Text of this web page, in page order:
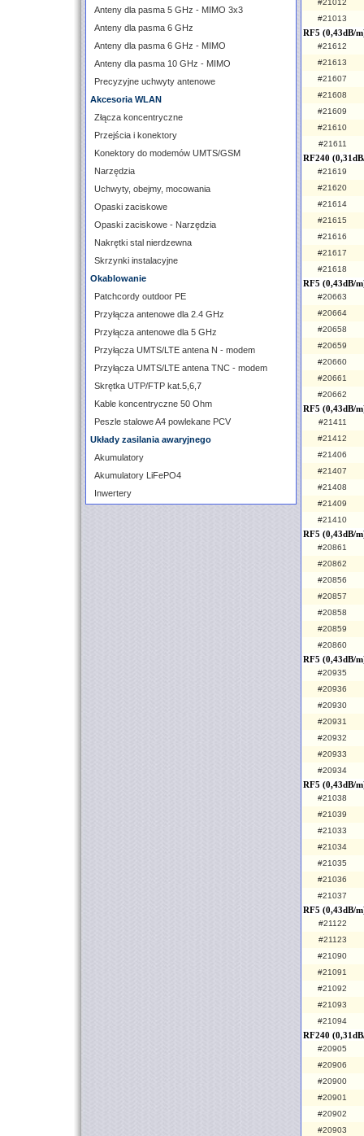
Anteny dla pasma 5 GHz - MIMO 3x3
Anteny dla pasma 6 GHz
Anteny dla pasma 6 GHz - MIMO
Anteny dla pasma 10 GHz - MIMO
Precyzyjne uchwyty antenowe
Akcesoria WLAN
Złącza koncentryczne
Przejścia i konektory
Konektory do modemów UMTS/GSM
Narzędzia
Uchwyty, obejmy, mocowania
Opaski zaciskowe
Opaski zaciskowe - Narzędzia
Nakrętki stal nierdzewna
Skrzynki instalacyjne
Okablowanie
Patchcordy outdoor PE
Przyłącza antenowe dla 2.4 GHz
Przyłącza antenowe dla 5 GHz
Przyłącza UMTS/LTE antena N - modem
Przyłącza UMTS/LTE antena TNC - modem
Skrętka UTP/FTP kat.5,6,7
Kable koncentryczne 50 Ohm
Peszle stalowe A4 powlekane PCV
Układy zasilania awaryjnego
Akumulatory
Akumulatory LiFePO4
Inwertery
#21012
#21013
RF5 (0,43dB/
#21612
#21613
#21607
#21608
#21609
#21610
#21611
RF240
#21619
#21620
#21614
#21615
#21616
#21617
#21618
RF5 (0,43dB/
#20663
#20664
#20658
#20659
#20660
#20661
#20662
RF5 (0,43dB/
#21411
#21412
#21406
#21407
#21408
#21409
#21410
RF5 (0,43dB/
#20861
#20862
#20856
#20857
#20858
#20859
#20860
RF5 (0,43dB/
#20935
#20936
#20930
#20931
#20932
#20933
#20934
RF5 (0,43dB/
#21038
#21039
#21033
#21034
#21035
#21036
#21037
RF5 (0,43dB/
#21122
#21123
#21090
#21091
#21092
#21093
#21094
RF240
#20905
#20906
#20900
#20901
#20902
#20903